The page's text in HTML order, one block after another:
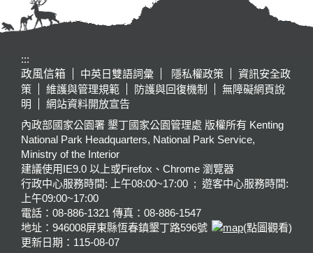
:::
政風信箱
中英日雙語詞彙 隱私權政策
資訊安全政
策
維護與管理規範 防護與回復機制
無障礙網頁說
明
網站資料開放宣告
內政部國家公園署 墾丁國家公園管理處 版權所有 Kenting
National Park Headquarters, National Park Service,
Ministry of the Interior
建議使用IE9.0 以上或Firefox、Chrome 瀏覽器
行政中心服務時間: 上午08:00~17:00 ; 遊客中心服務時間:
上午09:00~17:00
電話：08-886-1321 傳真：08-886-1547
地址：946008屏東縣恆春鎮墾丁路596號
(點圖觀看)
更新日期： 115-08-07